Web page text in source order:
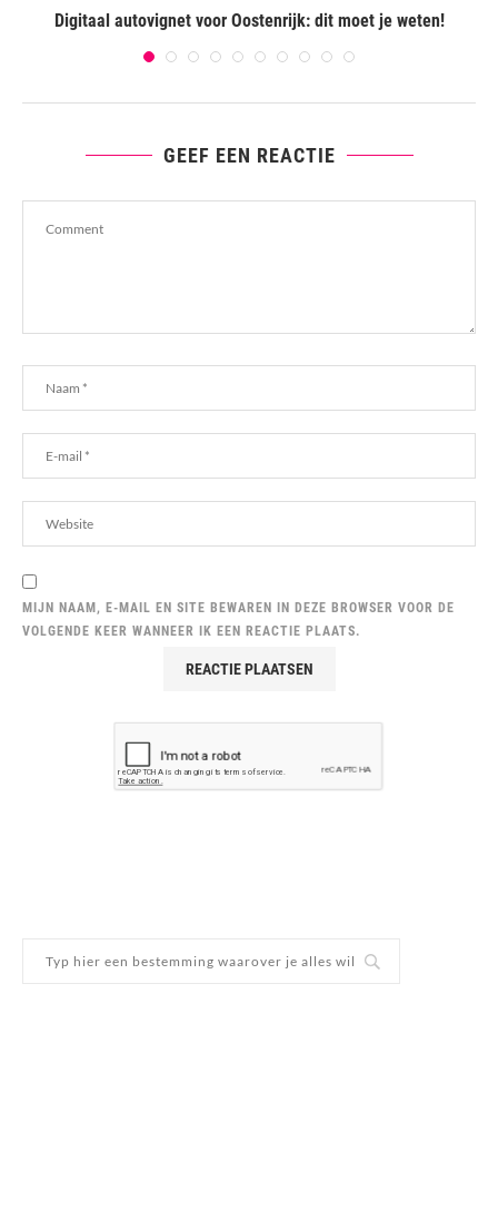
Digitaal autovignet voor Oostenrijk: dit moet je weten!
GEEF EEN REACTIE
MIJN NAAM, E-MAIL EN SITE BEWAREN IN DEZE BROWSER VOOR DE
VOLGENDE KEER WANNEER IK EEN REACTIE PLAATS.